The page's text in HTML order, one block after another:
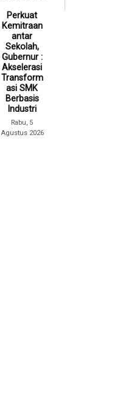
Perkuat
Kemitraan
antar
Sekolah,
Gubernur :
Akselerasi
Transform
asi SMK
Berbasis
Industri
Rabu, 5
Agustus 2026